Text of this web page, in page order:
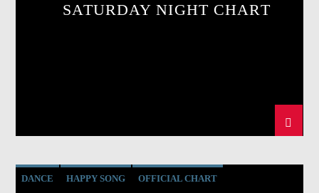
SATURDAY NIGHT CHART
DANCE HAPPY SONG OFFICIAL CHART